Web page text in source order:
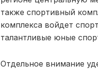
также спортивный
комплекса войдет
талантливые юные
Отдельное внимание